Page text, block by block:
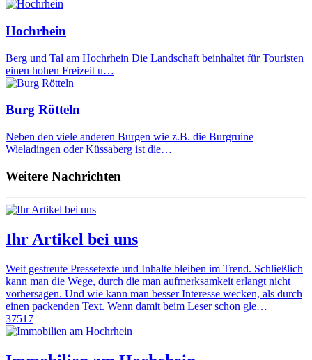
Hochrhein
Berg und Tal am Hochrhein Die Landschaft beinhaltet für Touristen
einen hohen Freizeit u…
Burg Rötteln
Neben den viele anderen Burgen wie z.B. die Burgruine
Wieladingen oder Küssaberg ist die…
Weitere Nachrichten
Ihr Artikel bei uns
Weit gestreute Pressetexte und Inhalte bleiben im Trend. Schließlich
kann man die Wege, durch die man aufmerksamkeit erlangt nicht
vorhersagen. Und wie kann man besser Interesse wecken, als durch
einen packenden Text. Wenn damit beim Leser schon gle…
37517